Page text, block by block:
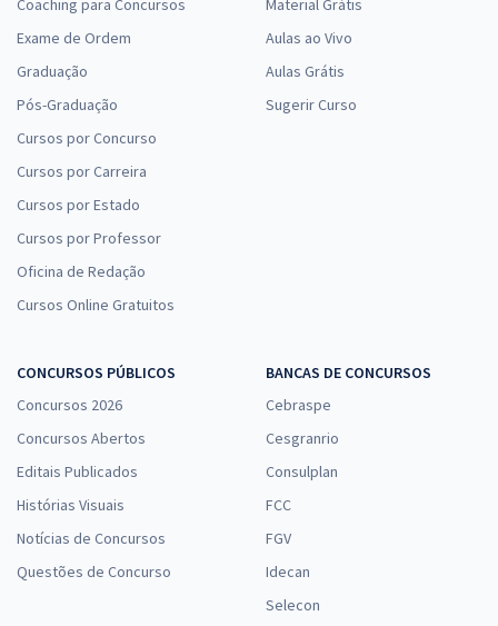
Coaching para Concursos
Exame de Ordem
Graduação
Pós-Graduação
Cursos por Concurso
Cursos por Carreira
Cursos por Estado
Cursos por Professor
Oficina de Redação
Cursos Online Gratuitos
Material Grátis
Aulas ao Vivo
Aulas Grátis
Sugerir Curso
CONCURSOS PÚBLICOS
Concursos 2026
Concursos Abertos
Editais Publicados
Histórias Visuais
Notícias de Concursos
Questões de Concurso
BANCAS DE CONCURSOS
Cebraspe
Cesgranrio
Consulplan
FCC
FGV
Idecan
Selecon